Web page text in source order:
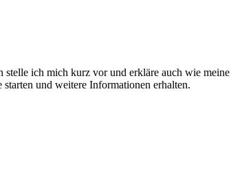
ich mich kurz vor und erkläre auch wie
und weitere Informationen erhalten.